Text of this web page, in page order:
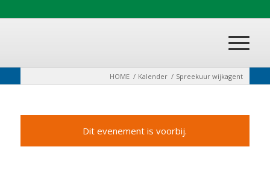
HOME / Kalender / Spreekuur wijkagent
Dit evenement is voorbij.